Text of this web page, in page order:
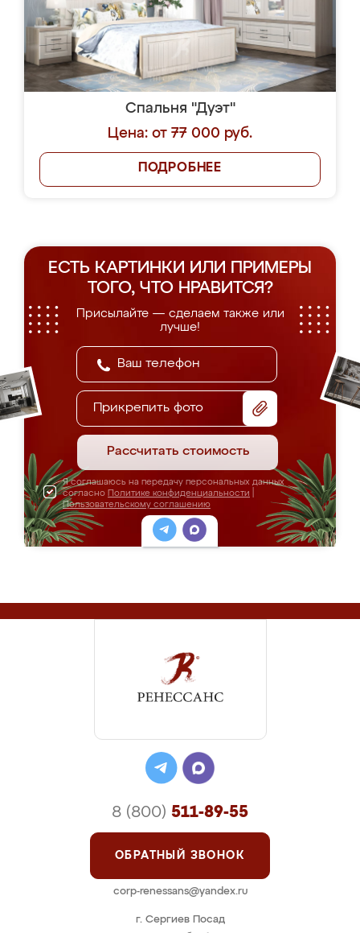
Спальня "Дуэт"
Цена: от 77 000 руб.
ПОДРОБНЕЕ
ЕСТЬ КАРТИНКИ ИЛИ ПРИМЕРЫ
ТОГО, ЧТО НРАВИТСЯ?
Присылайте — сделаем также или
лучше!
Прикрепить фото
Рассчитать стоимость
Я соглашаюсь на передачу персональных данных
согласно Политике конфиденциальности
Пользовательскому соглашению
г. Сергиев Посад
8 (800) 511-89-55
ОБРАТНЫЙ ЗВОНОК
corp-renessans@yandex.ru